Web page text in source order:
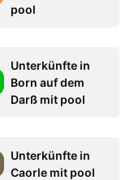
pool
Unterkünfte in
Born auf dem
Darß mit pool
Unterkünfte in
Caorle mit pool